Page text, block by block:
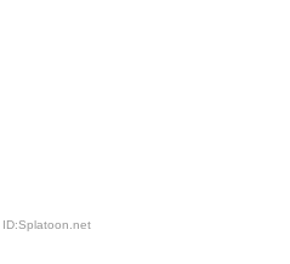
ID:Splatoon.net